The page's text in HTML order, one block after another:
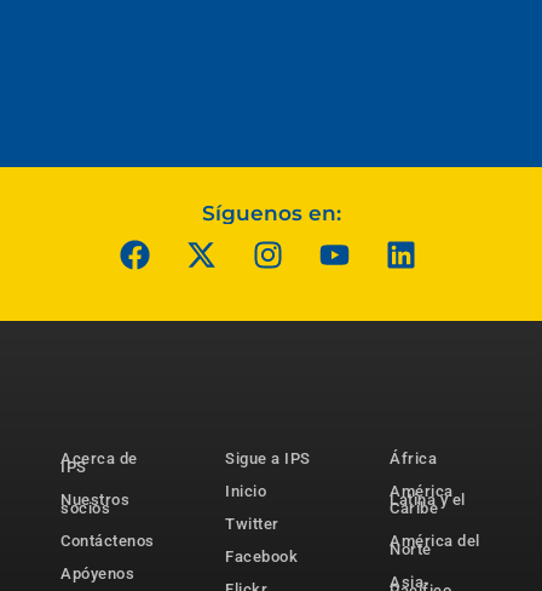
Síguenos en:
Acerca de
IPS
Nuestros
socios
Contáctenos
Apóyenos
Sigue a IPS
Inicio
Twitter
Facebook
África
América
Latina y el
Caribe
América del
Norte
Asia-